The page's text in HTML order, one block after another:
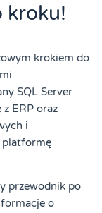
kroku!
krokiem do
SQL Server
ERP oraz
i
platformę
przewodnik po
o